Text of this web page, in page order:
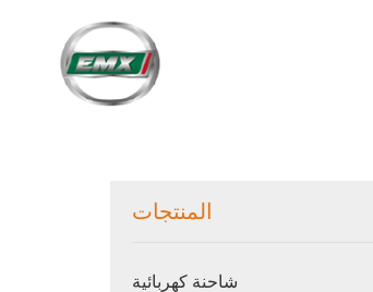
المنتجات
شاحنة كهربائية